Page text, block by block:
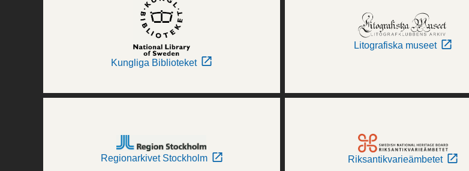
Kungliga Biblioteket
Litografiska museet
Regionarkivet Stockholm Riksantikvarieämbetet